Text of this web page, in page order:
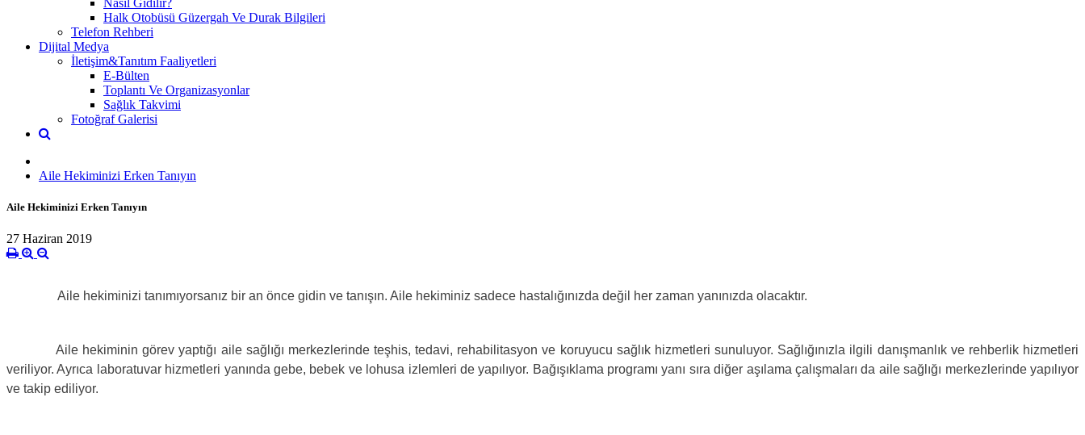
Halk Otobüsü Güzergah Ve Durak Bilgileri
Telefon Rehberi
Dijital Medya
İletişim&Tanıtım Faaliyetleri
E-Bülten
Toplantı Ve Organizasyonlar
Sağlık Takvimi
Fotoğraf Galerisi
Aile Hekiminizi Erken Tanıyın
Aile Hekiminizi Erken Tanıyın
27 Haziran 2019
Aile hekiminizi tanımıyorsanız bir an önce gidin ve tanışın. Aile hekiminiz sadece hastalığınızda değil her zaman yanınızda olacaktır.
Aile hekiminin görev yaptığı aile sağlığı merkezlerinde teşhis, tedavi, rehabilitasyon ve koruyucu sağlık hizmetleri sunuluyor. Sağlığınızla ilgili danışmanlık ve rehberlik hizmetleri
veriliyor. Ayrıca laboratuvar hizmetleri yanında gebe, bebek ve lohusa izlemleri de yapılıyor. Bağışıklama programı yanı sıra diğer aşılama çalışmaları da aile sağlığı merkezlerinde yapılıyor
ve takip ediliyor.